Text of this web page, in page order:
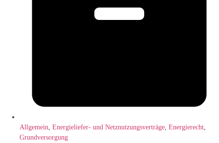
Allgemein, Energieliefer- und Netznutzungsverträge, Energierecht,
Grundversorgung